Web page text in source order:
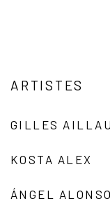
ARTISTES
GILLES
KOSTA ALEX
ÁNGEL ALONSO